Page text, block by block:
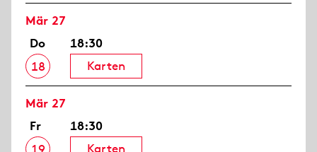
Mär 27
Do
18
18:30
Karten
Mär 27
Fr
18:30
Karten